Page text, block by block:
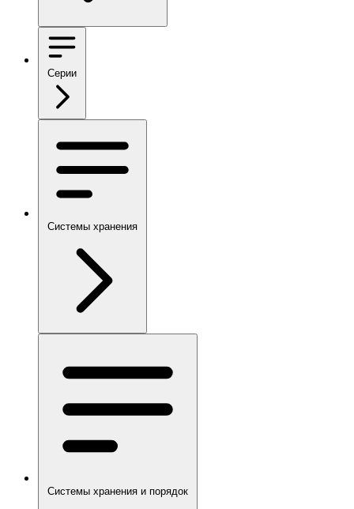
Серии
Системы хранения
Системы хранения и порядок